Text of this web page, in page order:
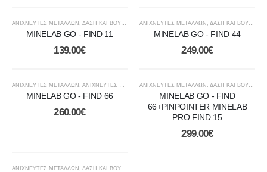
ΑΝΙΧΝΕΥΤΕΣ ΜΕΤΑΛΛΩΝ , ΔΆΣΗ ΚΑΙ ΒΟΥΝΆ ΘΆΛΑΣΣΑ ΚΑΙ ΑΚΤΉ
MINELAB GO - FIND 11
139.00€
ΑΝΙΧΝΕΥΤΕΣ ΜΕΤΑΛΛΩΝ , ΔΆΣΗ ΚΑΙ ΒΟΥΝΆ
MINELAB GO - FIND 44
249.00€
ΑΝΙΧΝΕΥΤΕΣ ΜΕΤΑΛΛΩΝ , ΑΝΙΧΝΕΥΤΈΣ ΧΡΥΣΟΎ ,ΔΆΣΗ ΚΑΙ ΒΟΥΝΆ,ΘΆΛΑΣΣΑ ΚΑΙ ΑΚΤΉ
MINELAB GO - FIND 66
260.00€
ΑΝΙΧΝΕΥΤΕΣ ΜΕΤΑΛΛΩΝ , ΔΆΣΗ ΚΑΙ ΒΟΥΝΆ
MINELAB GO - FIND
66+PINPOINTER MINELAB
PRO FIND 15
299.00€
ΑΝΙΧΝΕΥΤΕΣ ΜΕΤΑΛΛΩΝ , ΔΆΣΗ ΚΑΙ ΒΟΥΝΆ